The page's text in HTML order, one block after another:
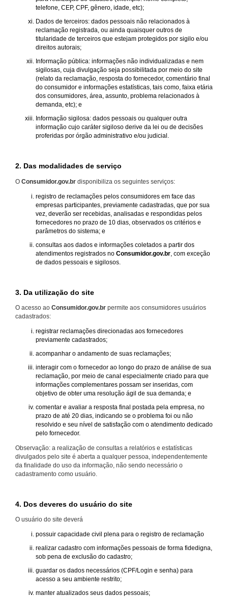
telefone, CEP, CPF, gênero, idade, etc);
Dados de terceiros: dados pessoais não relacionados à
reclamação registrada, ou ainda quaisquer outros de
titularidade de terceiros que estejam protegidos por sigilo e/ou
direitos autorais;
Informação pública: informações não individualizadas e nem
sigilosas, cuja divulgação seja possibilitada por meio do site
(relato da reclamação, resposta do fornecedor, comentário final
do consumidor e informações estatísticas, tais como, faixa etária
dos consumidores, área, assunto, problema relacionados à
demanda, etc); e
Informação sigilosa: dados pessoais ou qualquer outra
informação cujo caráter sigiloso derive da lei ou de decisões
proferidas por órgão administrativo e/ou judicial.
2. Das modalidades de serviço
O Consumidor.gov.br disponibiliza os seguintes serviços:
registro de reclamações pelos consumidores em face das
empresas participantes, previamente cadastradas, que por sua
vez, deverão ser recebidas, analisadas e respondidas pelos
fornecedores no prazo de 10 dias, observados os critérios e
parâmetros do sistema; e
consultas aos dados e informações coletados a partir dos
atendimentos registrados no Consumidor.gov.br , com exceção
de dados pessoais e sigilosos.
3. Da utilização do site
O acesso ao Consumidor.gov.br permite aos consumidores usuários
cadastrados:
registrar reclamações direcionadas aos fornecedores
previamente cadastrados;
acompanhar o andamento de suas reclamações;
interagir com o fornecedor ao longo do prazo de análise de sua
reclamação, por meio de canal especialmente criado para que
informações complementares possam ser inseridas, com
objetivo de obter uma resolução ágil de sua demanda; e
comentar e avaliar a resposta final postada pela empresa, no
prazo de até 20 dias, indicando se o problema foi ou não
resolvido e seu nível de satisfação com o atendimento dedicado
pelo fornecedor.
Observação: a realização de consultas a relatórios e estatísticas
divulgados pelo site é aberta a qualquer pessoa, independentemente
da finalidade do uso da informação, não sendo necessário o
cadastramento como usuário.
4. Dos deveres do usuário do site
O usuário do site deverá
possuir capacidade civil plena para o registro de reclamação
realizar cadastro com informações pessoais de forma fidedigna,
sob pena de exclusão do cadastro;
guardar os dados necessários (CPF/Login e senha) para
acesso a seu ambiente restrito;
manter atualizados seus dados pessoais;